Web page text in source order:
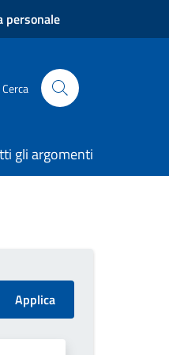
personale
Cerca
gli argomenti